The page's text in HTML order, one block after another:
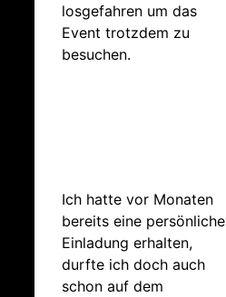
losgefahren um das
Event trotzdem zu
besuchen.
Ich hatte vor Monaten
bereits eine persönliche
Einladung erhalten,
durfte ich doch auch
schon auf dem